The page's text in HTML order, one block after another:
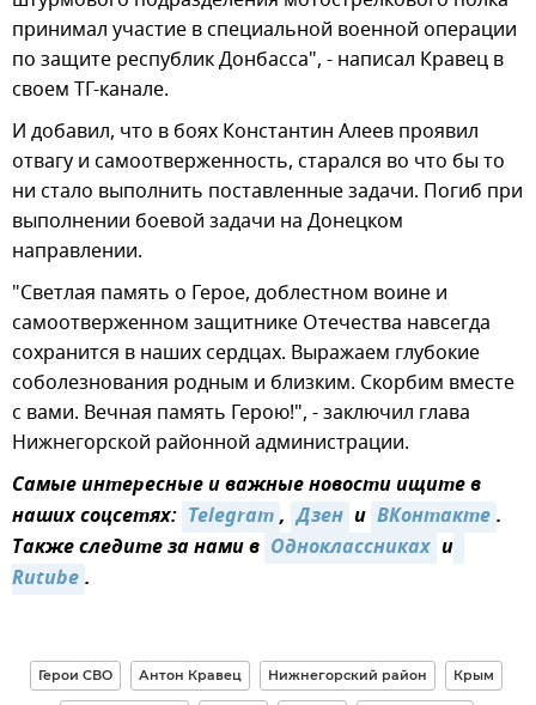
принимал участие в специальной военной операции
по защите республик Донбасса", - написал Кравец в
своем ТГ-канале.
И добавил, что в боях Константин Алеев проявил
отвагу и самоотверженность, старался во что бы то
ни стало выполнить поставленные задачи. Погиб при
выполнении боевой задачи на Донецком
направлении.
"Светлая память о Герое, доблестном воине и
самоотверженном защитнике Отечества навсегда
сохранится в наших сердцах. Выражаем глубокие
соболезнования родным и близким. Скорбим вместе
с вами. Вечная память Герою!", - заключил глава
Нижнегорской районной администрации.
Самые интересные и важные новости ищите в
наших соцсетях: Telegram, Дзен и ВКонтакте.
Также следите за нами в Одноклассниках и
Rutube.
Герои СВО Антон Кравец Нижнегорский район Крым